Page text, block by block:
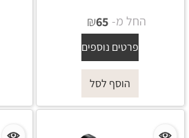
החל מ- ₪65
פרטים נוספים
הוסף לסל